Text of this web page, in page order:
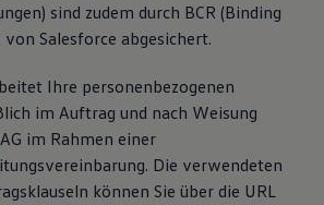
sind zudem durch BCR (Binding
Salesforce abgesichert.
Ihre personenbezogenen
im Auftrag und nach Weisung
im Rahmen einer
Die verwendeten
können Sie über die URL